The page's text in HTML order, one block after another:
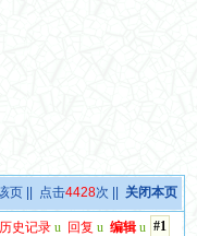
页 || 点击4428次 || 关闭本页
#1
历史记录 u 回复 u 编辑 u